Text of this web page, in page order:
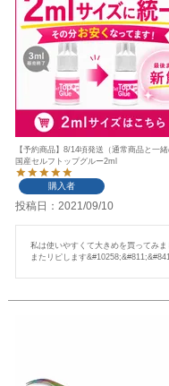
【予約商品】8/14頃発送（通常商品と一
国産セルフトップグルー2ml
購入者
投稿日 2021/09/10
私は使いやすくて大きめを買ってみま
またリピします